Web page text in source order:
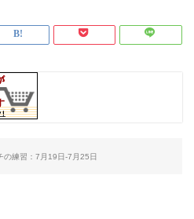
の練習：7月19日-7月25日